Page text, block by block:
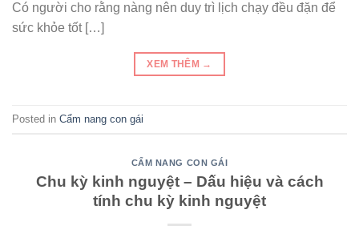
Có người cho rằng nàng nên duy trì lịch chạy đều đặn để
sức khỏe tốt […]
XEM THÊM →
Posted in Cẩm nang con gái
CẨM NANG CON GÁI
Chu kỳ kinh nguyệt – Dấu hiệu và cách
tính chu kỳ kinh nguyệt